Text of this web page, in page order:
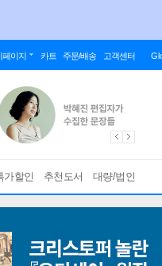
페이지 카트 주문/배송 고객센터
가할인 추천도서 대량/법인